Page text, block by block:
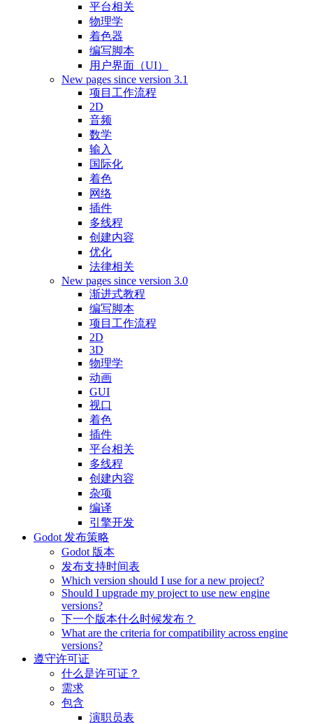
平台相关
物理学
着色器
编写脚本
用户界面（UI）
New pages since version 3.1
项目工作流程
2D
音频
数学
输入
国际化
着色
网络
插件
多线程
创建内容
优化
法律相关
New pages since version 3.0
渐进式教程
编写脚本
项目工作流程
2D
3D
物理学
动画
GUI
视口
着色
插件
平台相关
多线程
创建内容
杂项
编译
引擎开发
Godot 发布策略
Godot 版本
发布支持时间表
Which version should I use for a new project?
Should I upgrade my project to use new engine
versions?
下一个版本什么时候发布？
What are the criteria for compatibility across engine
versions?
遵守许可证
什么是许可证？
需求
包含
演职员表